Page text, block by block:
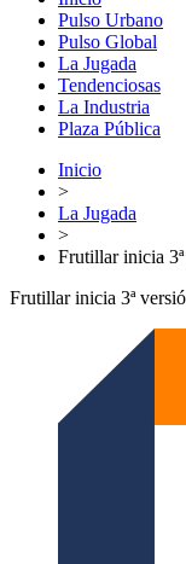
Pulso Urbano
Pulso Global
La Jugada
Tendenciosas
La Industria
Plaza Pública
Inicio
>
La Jugada
>
Frutillar inicia
Frutillar inicia 3ª